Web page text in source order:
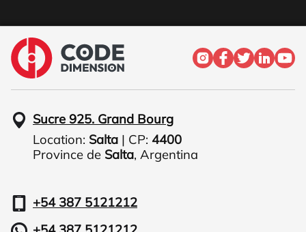
Sucre 925. Grand Bourg
Location: Salta | CP: 4400
Province de Salta, Argentina
+54 387 5121212